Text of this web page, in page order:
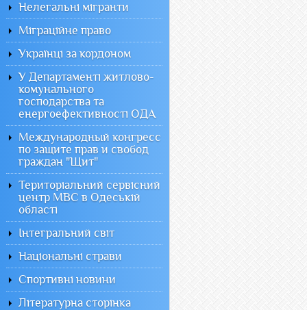
Нелегальні мігранти
Міграційне право
Українці за кордоном
У Департаменті житлово-
комунального
господарства та
енергоефективності ОДА
Международный конгресс
по защите прав и свобод
граждан "Щит"
Територіальний сервісний
центр МВС в Одеській
області
Інтегральний світ
Національні страви
Спортивні новини
Літературна сторінка